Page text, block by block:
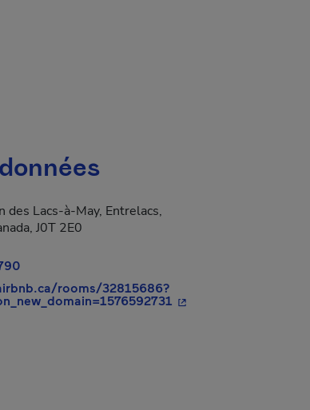
des Lacs-à-May, Entrelacs,
J0T 2E0
rooms/32815686?
- Cet hyperlien